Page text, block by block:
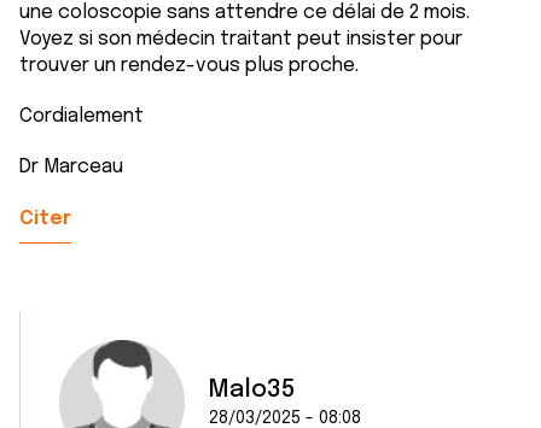
une coloscopie sans attendre ce délai de 2 mois.
Voyez si son médecin traitant peut insister pour
trouver un rendez-vous plus proche.
Cordialement
Dr Marceau
Citer
Malo35
28/03/2025 - 08:08